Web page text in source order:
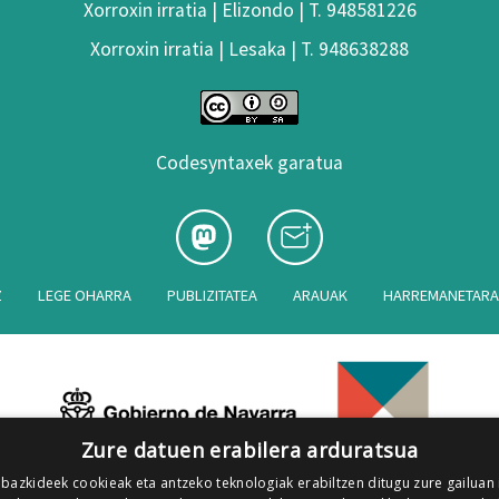
Xorroxin irratia | Elizondo | T. 948581226
Xorroxin irratia | Lesaka | T. 948638288
Codesyntaxek garatua
LEGE OHARRA PUBLIZITATEA ARAUAK
Zure datuen erabilera arduratsua
cookieak eta antzeko teknologiak erabiltzen ditugu zure